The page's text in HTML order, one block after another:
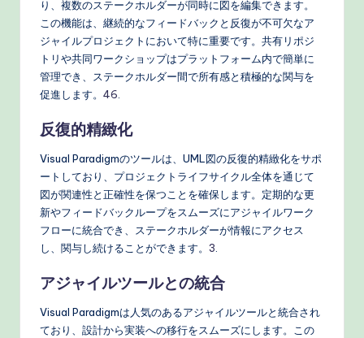
り、複数のステークホルダーが同時に図を編集できます。
この機能は、継続的なフィードバックと反復が不可欠なア
ジャイルプロジェクトにおいて特に重要です。共有リポジ
トリや共同ワークショップはプラットフォーム内で簡単に
管理でき、ステークホルダー間で所有感と積極的な関与を
促進します。 46
反復的精緻化
Visual Paradigmのツールは、UML図の反復的精緻化をサポ
ートしており、プロジェクトライフサイクル全体を通じて
図が関連性と正確性を保つことを確保します。定期的な更
新やフィードバックループをスムーズにアジャイルワーク
フローに統合でき、ステークホルダーが情報にアクセス
し、関与し続けることができます。 3.
アジャイルツールとの統合
Visual Paradigmは人気のあるアジャイルツールと統合され
ており、設計から実装への移行をスムーズにします。この